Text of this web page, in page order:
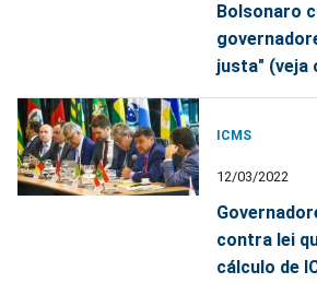
Bolsonaro
justa" (veja
ICMS
12/03/2022
contra lei
cálculo de